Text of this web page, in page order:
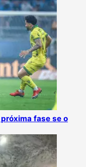
fase se o